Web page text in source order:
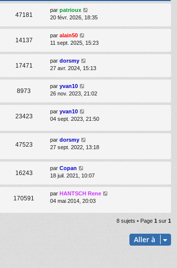
r
47181
par patrioux
20 févr. 2026, 18:35
14137
par alain50
11 sept. 2025, 15:23
17471
par dorsmy
27 avr. 2024, 15:13
8973
par yvan10
26 nov. 2023, 21:02
23423
par yvan10
04 sept. 2023, 21:50
47523
par dorsmy
27 sept. 2022, 13:18
16243
par Copan
18 juil. 2021, 10:07
170591
par HANTSCH Rene
04 mai 2014, 20:03
8 sujets • Page 1 sur 1
Aller à